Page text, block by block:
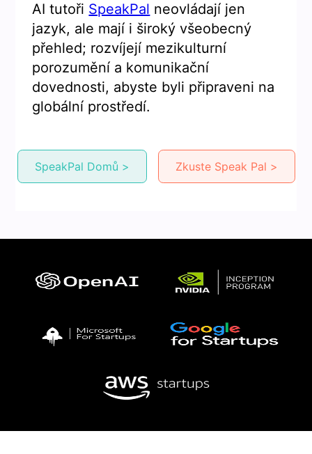
AI tutoři SpeakPal neovládají jen
jazyk, ale mají i široký všeobecný
přehled; rozvíjejí mezikulturní
porozumění a komunikační
dovednosti, abyste byli připraveni na
globální prostředí.
SpeakPal Domů > Zkuste Speak Pal >